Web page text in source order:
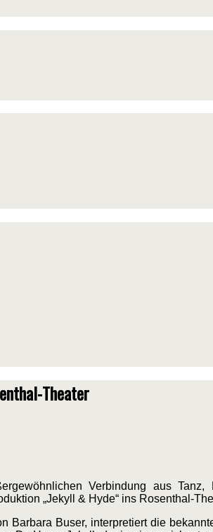
Theater
Verbindung aus
„Jekyll & Hyde“ ins Rosenthal-
Barbara Buser, interpretiert die